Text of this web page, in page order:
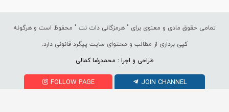
تمامی حقوق مادی و معنوی برای " هرمزگانی دات نت " محفوظ است و هرگونه
کپی برداری از مطالب و محتوای سایت پیگرد قانونی دارد.
طراحی و اجرا : محمدرضا کمالی
FOLLOW PAGE JOIN CHANNEL